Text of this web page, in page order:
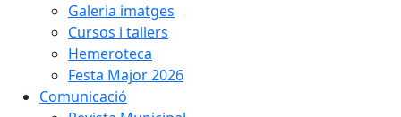
Galeria imatges
Cursos i tallers
Hemeroteca
Festa Major 2026
Comunicació